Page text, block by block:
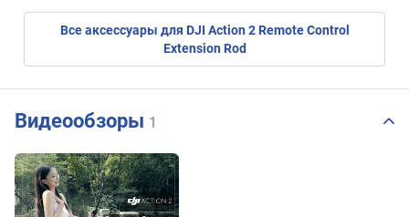
Все аксессуары для DJI Action 2 Remote Control
Extension Rod
Видеообзоры 1